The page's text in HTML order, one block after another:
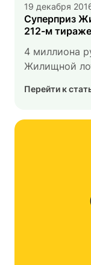
19 декабря
Суперприз
212-м тираже
4 миллиона
Жилищной
Перейти к